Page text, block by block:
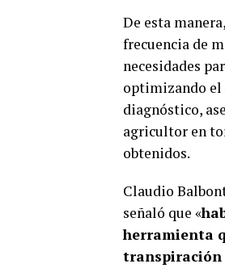
De esta
frecuencia de
necesidades
optimizando el
diagnóstico,
agricultor en
obtenidos.
Claudio
señaló que «
herramienta
transpiración